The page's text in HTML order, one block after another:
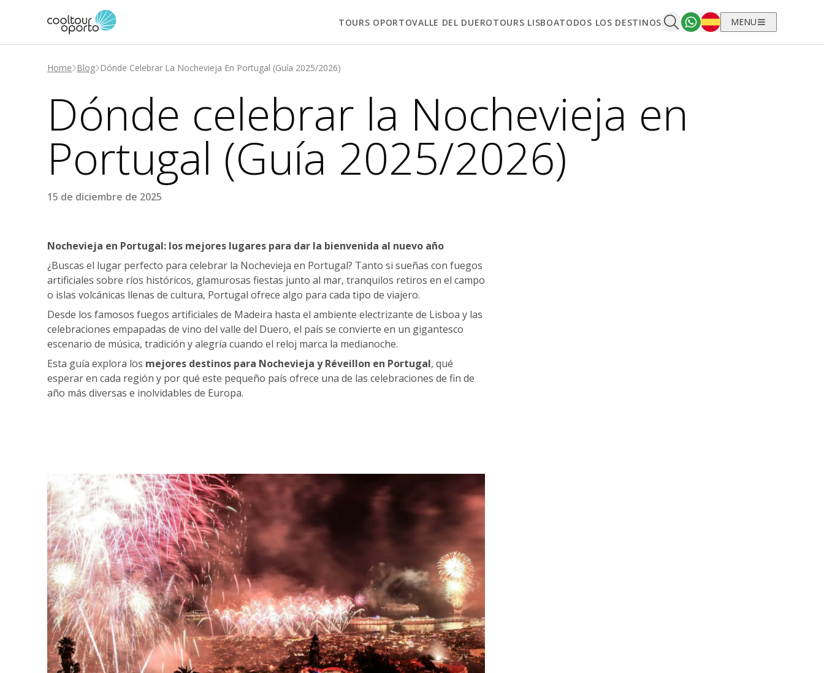
TOURS OPORTOVALLE DEL DUEROTOURS LISBOATODOS LOS DESTINOS EspañolMENU
Home Blog Dónde Celebrar La Nochevieja En Portugal (Guía 2025/2026)
Dónde celebrar la Nochevieja en
Portugal (Guía 2025/2026)
15 de diciembre de 2025
Nochevieja en Portugal: los mejores lugares para dar la bienvenida al nuevo año
¿Buscas el lugar perfecto para celebrar la Nochevieja en Portugal? Tanto si sueñas con fuegos
artificiales sobre ríos históricos, glamurosas fiestas junto al mar, tranquilos retiros en el campo
o islas volcánicas llenas de cultura, Portugal ofrece algo para cada tipo de viajero.
Desde los famosos fuegos artificiales de Madeira hasta el ambiente electrizante de Lisboa y las
celebraciones empapadas de vino del valle del Duero, el país se convierte en un gigantesco
escenario de música, tradición y alegría cuando el reloj marca la medianoche.
Esta guía explora los mejores destinos para Nochevieja y Réveillon en Portugal, qué
esperar en cada región y por qué este pequeño país ofrece una de las celebraciones de fin de
año más diversas e inolvidables de Europa.